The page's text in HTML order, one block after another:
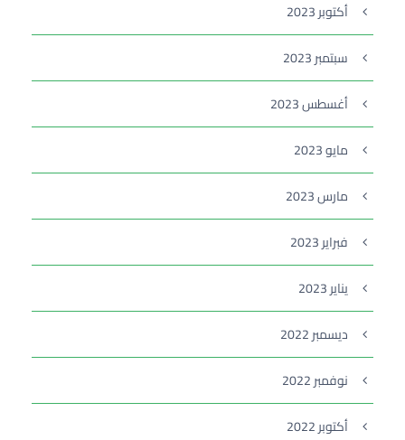
أكتوبر 2023
سبتمبر 2023
أغسطس 2023
مايو 2023
مارس 2023
فبراير 2023
يناير 2023
ديسمبر 2022
نوفمبر 2022
أكتوبر 2022